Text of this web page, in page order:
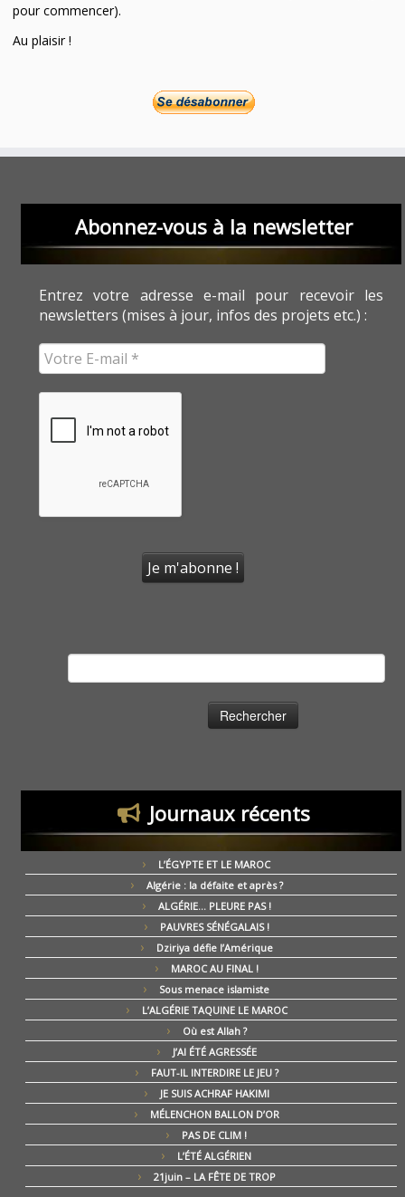
pour commencer).
Au plaisir !
Abonnez-vous à la newsletter
Entrez votre adresse e-mail pour recevoir les
newsletters (mises à jour, infos des projets etc.) :
Journaux récents
L’ÉGYPTE ET LE MAROC
Algérie : la défaite et après ?
ALGÉRIE… PLEURE PAS !
PAUVRES SÉNÉGALAIS !
Dziriya défie l’Amérique
MAROC AU FINAL !
Sous menace islamiste
L’ALGÉRIE TAQUINE LE MAROC
Où est Allah ?
J’AI ÉTÉ AGRESSÉE
FAUT-IL INTERDIRE LE JEU ?
JE SUIS ACHRAF HAKIMI
MÉLENCHON BALLON D’OR
PAS DE CLIM !
L’ÉTÉ ALGÉRIEN
21juin – LA FÊTE DE TROP